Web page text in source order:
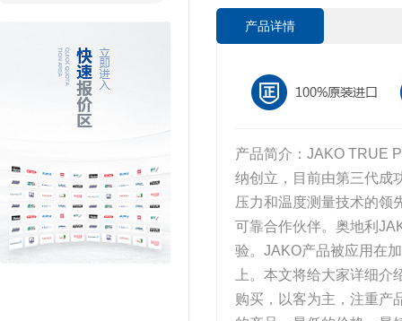
产品详情
产品简介：JAKO TRUE
纳创立，目前由第三代成
压力和温度测量技术的领
可靠合作伙伴。奥地利
验。JAKO产品被应用在
上。本文将给大家详细介
购买，以客为主，注重产